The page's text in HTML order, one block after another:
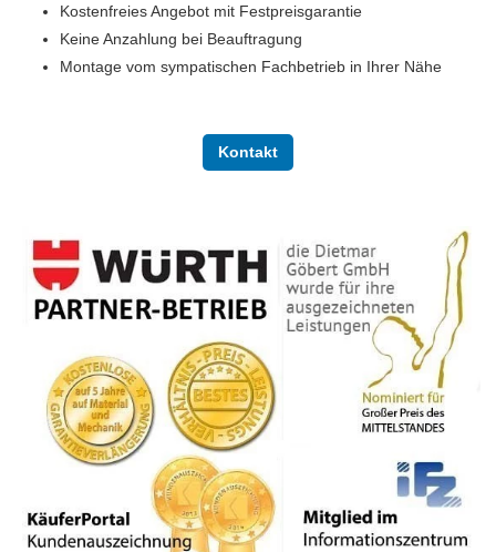
Kostenfreies Angebot mit Festpreisgarantie
Keine Anzahlung bei Beauftragung
Montage vom sympatischen Fachbetrieb in Ihrer Nähe
Kontakt